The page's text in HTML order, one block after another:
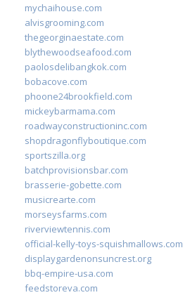
mychaihouse.com
alvisgrooming.com
thegeorginaestate.com
blythewoodseafood.com
paolosdelibangkok.com
bobacove.com
phoone24brookfield.com
mickeybarmama.com
roadwayconstructioninc.com
shopdragonflyboutique.com
sportszilla.org
batchprovisionsbar.com
brasserie-gobette.com
musicrearte.com
morseysfarms.com
riverviewtennis.com
official-kelly-toys-squishmallows.com
displaygardenonsuncrest.org
bbq-empire-usa.com
feedstoreva.com